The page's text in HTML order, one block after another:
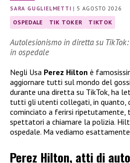
SARA GUGLIELMETTI |5 AGOSTO 2026
OSPEDALE TIK TOKER TIKTOK
Autolesionismo in diretta su
in ospedale
Negli Usa Perez Hilton è
aggiornare tutti sul mondo del
durante una diretta su TikTok, ha
tutti gli utenti collegati, in quanto,
cominciato a ferirsi ripetutamente,
spettatori a chiamare la polizia.
ospedale. Ma vediamo
Perez Hilton, atti di